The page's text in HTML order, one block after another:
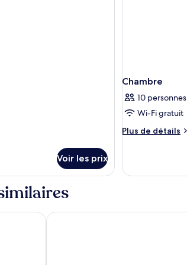
Voir les prix
Chambre
10 personnes
Wi-Fi gratuit
Plus de détails
Plus
le
Chambre
Walkerhill Douglas House